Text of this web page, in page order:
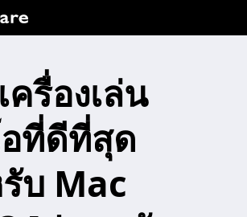
ครื่องเล่น
ที่ดีที่สุด
บ Mac